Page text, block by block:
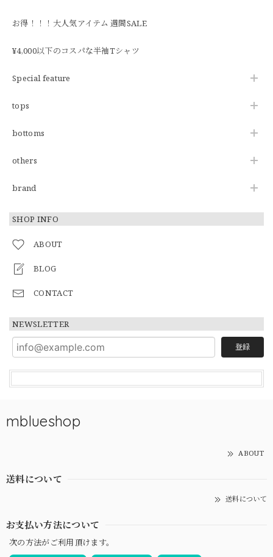
お得！！！大人気アイテム 週間SALE
¥4,000以下のコスパな半袖Tシャツ
Special feature
tops
bottoms
others
brand
SHOP INFO
ABOUT
BLOG
CONTACT
NEWSLETTER
登録
mblueshop
ABOUT
送料について
送料について
お支払い方法について
次の方法がご利用頂けます。